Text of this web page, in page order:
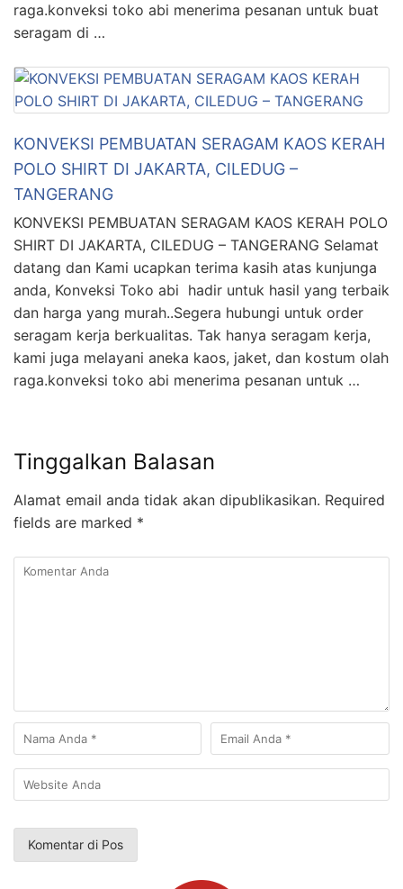
raga.konveksi toko abi menerima pesanan untuk buat
seragam di …
KONVEKSI PEMBUATAN SERAGAM KAOS KERAH
POLO SHIRT DI JAKARTA, CILEDUG –
TANGERANG
KONVEKSI PEMBUATAN SERAGAM KAOS KERAH POLO
SHIRT DI JAKARTA, CILEDUG – TANGERANG Selamat
datang dan Kami ucapkan terima kasih atas kunjunga
anda, Konveksi Toko abi hadir untuk hasil yang terbaik
dan harga yang murah..Segera hubungi untuk order
seragam kerja berkualitas. Tak hanya seragam kerja,
kami juga melayani aneka kaos, jaket, dan kostum olah
raga.konveksi toko abi menerima pesanan untuk …
Tinggalkan Balasan
Alamat email anda tidak akan dipublikasikan. Required
fields are marked *